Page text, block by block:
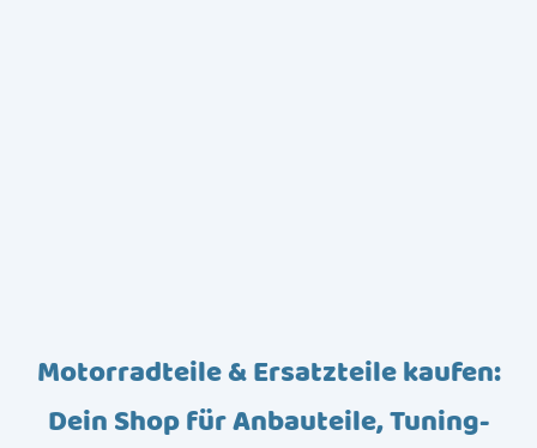
Motorradteile & Ersatzteile kaufen:
Dein Shop für Anbauteile, Tuning-